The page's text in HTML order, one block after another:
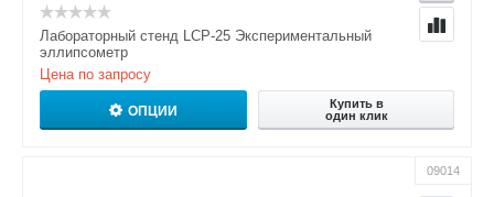
Лабораторный стенд LCP-25 Экспериментальный
эллипсометр
Цена по запросу
ОПЦИИ
Купить в
один клик
09014